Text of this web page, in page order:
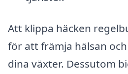
Att klippa häcken
för att främja hälsan
dina växter. Dessutom